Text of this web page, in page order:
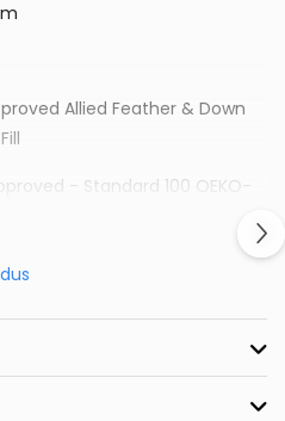
Allied Feather & Down
- Standard 100 OEKO-